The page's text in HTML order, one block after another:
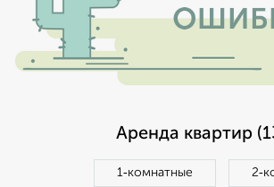
Аренда квартир
1‑комнатные